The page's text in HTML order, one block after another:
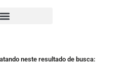
neste resultado de busca: